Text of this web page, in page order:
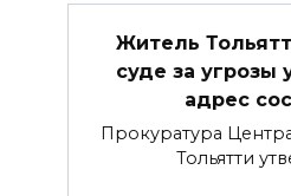
Житель
суде за угрозы
адрес
Прокуратура
Тольятти